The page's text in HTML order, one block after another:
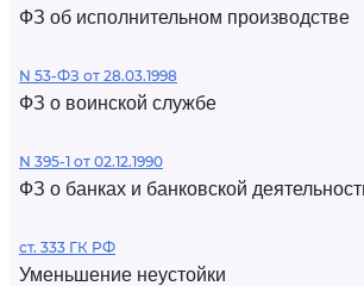
ФЗ об исполнительном производстве
N 53-ФЗ от 28.03.1998
ФЗ о воинской службе
N 395-1 от 02.12.1990
ФЗ о банках и банковской
ст. 333 ГК РФ
Уменьшение неустойки